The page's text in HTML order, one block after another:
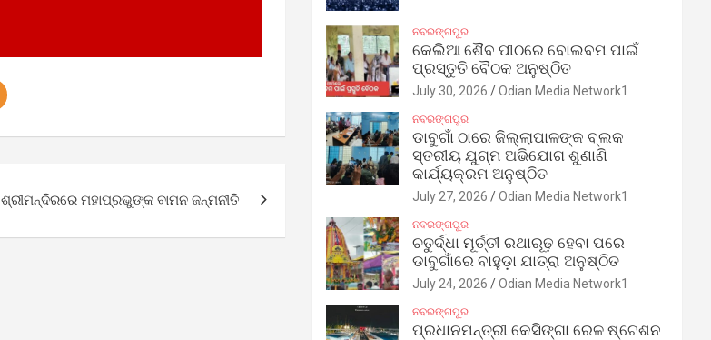
ଶ୍ରୀମନ୍ଦିରରେ ମହାପ୍ରଭୁଙ୍କ ବାମନ ଜନ୍ମନୀତି
ନବରଙ୍ଗପୁର
କେଲିଆ ଶୈବ ପୀଠରେ ବୋଲବମ ପାଇଁ
ପ୍ରସ୍ତୁତି ବୈଠକ ଅନୁଷ୍ଠିତ
July 30, 2026 Odian Media Network1
ନବରଙ୍ଗପୁର
ଡାବୁଗାଁ ଠାରେ ଜିଲ୍ଲାପାଳଙ୍କ ବ୍ଲକ
ସ୍ତରୀୟ ଯୁଗ୍ମ ଅଭିଯୋଗ ଶୁଣାଣି
କାର୍ଯ୍ୟକ୍ରମ ଅନୁଷ୍ଠିତ
July 27, 2026 Odian Media Network1
ନବରଙ୍ଗପୁର
ଚତୁର୍ଦ୍ଧା ମୂର୍ତ୍ତୀ ରଥାରୂଢ଼ ହେବା ପରେ
ଡାବୁଗାଁରେ ବାହୁଡ଼ା ଯାତ୍ରା ଅନୁଷ୍ଠିତ
July 24, 2026 Odian Media Network1
ନବରଙ୍ଗପୁର
ପ୍ରଧାନମନ୍ତ୍ରୀ କେସିଙ୍ଗା ରେଳ ଷ୍ଟେଶନ